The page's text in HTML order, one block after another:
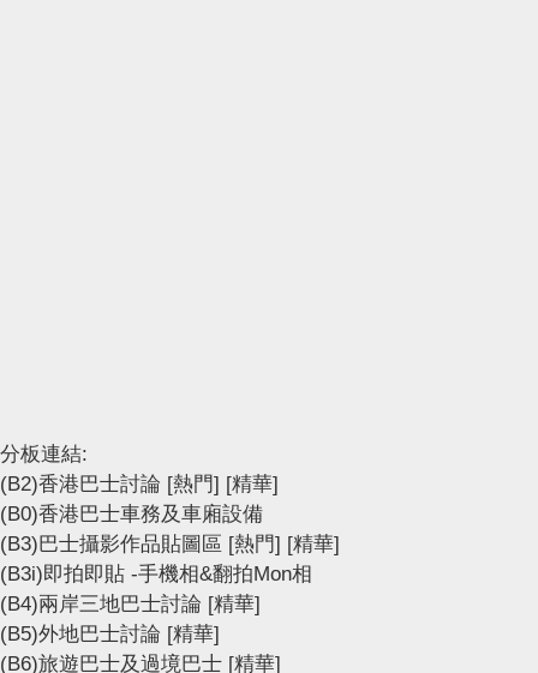
分板連結:
(B2)香港巴士討論 [熱門] [精華]
(B0)香港巴士車務及車廂設備
(B3)巴士攝影作品貼圖區 [熱門] [精華]
(B3i)即拍即貼 -手機相&翻拍Mon相
(B4)兩岸三地巴士討論 [精華]
(B5)外地巴士討論 [精華]
(B6)旅遊巴士及過境巴士 [精華]